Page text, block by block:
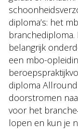
diploma’s: het
belangrijk
een mbo-
diploma
doorstromen
voor het
lopen en kun je